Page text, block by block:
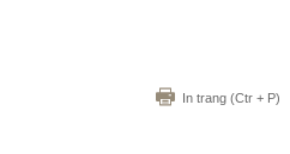
In trang (Ctr + P)